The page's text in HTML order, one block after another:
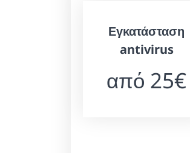
Εγκατάσταση
antivirus
από 25€